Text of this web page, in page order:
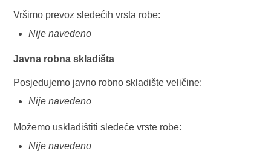
Vršimo prevoz sledećih vrsta robe:
Nije navedeno
Javna robna skladišta
Posjedujemo javno robno skladište veličine:
Nije navedeno
Možemo uskladištiti sledeće vrste robe:
Nije navedeno